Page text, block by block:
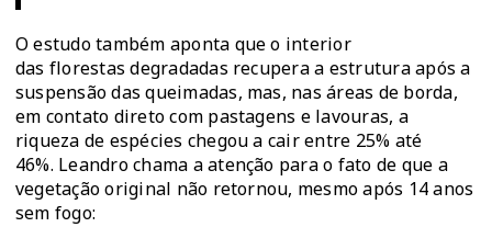
O estudo também aponta que o interior
das florestas degradadas recupera a estrutura após a
suspensão das queimadas, mas, nas áreas de borda,
em contato direto com pastagens e lavouras, a
riqueza de espécies chegou a cair entre 25% até
46%. Leandro chama a atenção para o fato de que a
vegetação original não retornou, mesmo após 14 anos
sem fogo: